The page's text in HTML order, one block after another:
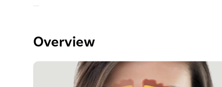
Overview